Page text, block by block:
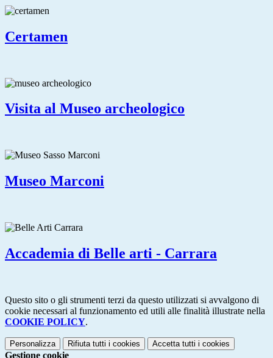
Certamen
Visita al Museo archeologico
Museo Marconi
Accademia di Belle arti - Carrara
Questo sito o gli strumenti terzi da questo utilizzati si avvalgono di
cookie necessari al funzionamento ed utili alle finalità illustrate nella
COOKIE POLICY.
Personalizza Rifiuta tutti i cookies Accetta tutti i cookies
Gestione cookie